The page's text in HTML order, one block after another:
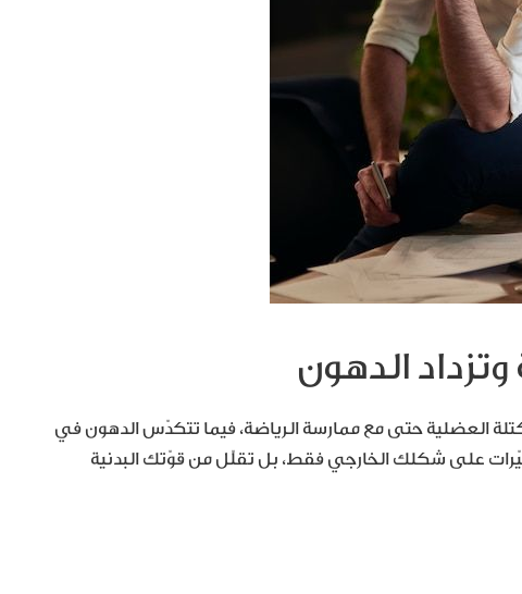
العضلية حتى مع ممارسة الرياضة، فيما تتكدّس الدهون في
على شكلك الخارجي فقط، بل تقلّل من قوّتك البدنية